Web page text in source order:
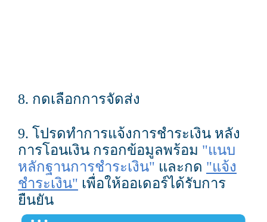
8. กดเลือกการจัดส่ง
9. โปรดทำการแจ้งการชำระเงิน หลัง
การโอนเงิน กรอกข้อมูลพร้อม "แนบ
หลักฐานการชำระเงิน" และกด "แจ้ง
ชำระเงิน" เพื่อให้ออเดอร์ได้รับการ
ยืนยัน